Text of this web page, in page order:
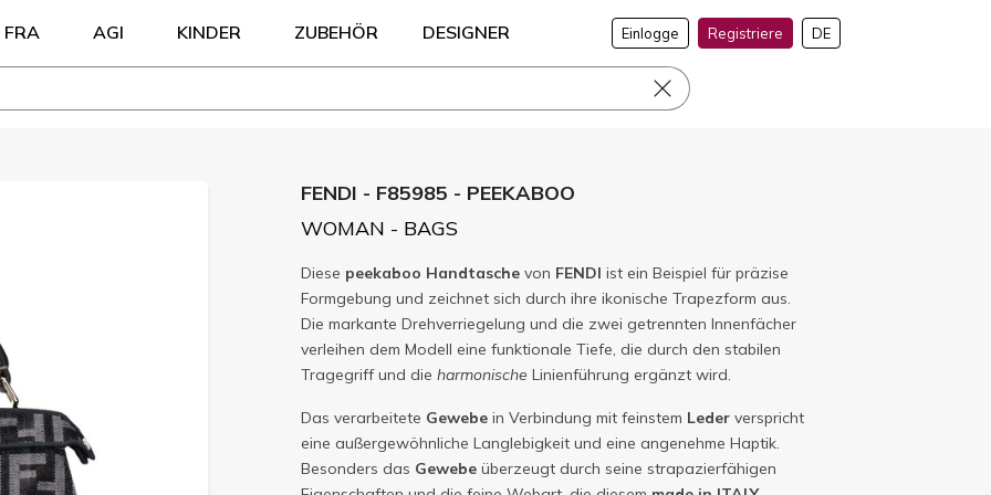
FRA AGI KINDER ZUBEHÖR DESIGNER Einlogge Registriere DE
FENDI - F85985 - PEEKABOO
WOMAN - BAGS
Diese peekaboo Handtasche von FENDI ist ein Beispiel für präzise
Formgebung und zeichnet sich durch ihre ikonische Trapezform aus.
Die markante Drehverriegelung und die zwei getrennten Innenfächer
verleihen dem Modell eine funktionale Tiefe, die durch den stabilen
Tragegriff und die harmonische Linienführung ergänzt wird.
Das verarbeitete Gewebe in Verbindung mit feinstem Leder verspricht
eine außergewöhnliche Langlebigkeit und eine angenehme Haptik.
Besonders das Gewebe überzeugt durch seine strapazierfähigen